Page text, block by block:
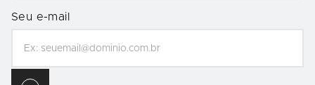
Seu e-mail